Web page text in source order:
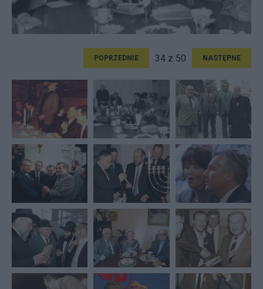
POPRZEDNIE 34 z 50 NASTĘPNE